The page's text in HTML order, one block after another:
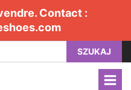
Contact :
SZUKAJ